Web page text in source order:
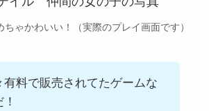
ゃかわいい！（実際のプレイ画面です）
有料で販売されてたゲームな